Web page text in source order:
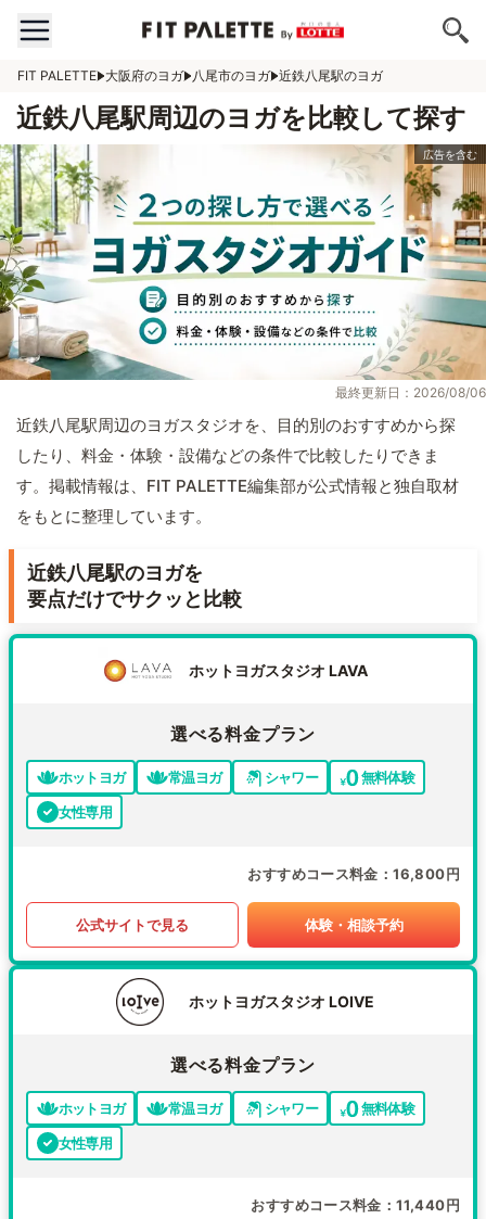
FIT PALETTE 大阪府のヨガ 八尾市のヨガ 近鉄八尾駅のヨガ
近鉄八尾駅周辺のヨガを比較して探す
最終更新日：2026/08/06
近鉄八尾駅周辺のヨガスタジオを、目的別のおすすめから探
したり、料金・体験・設備などの条件で比較したりできま
す。掲載情報は、FIT PALETTE編集部が公式情報と独自取材
をもとに整理しています。
近鉄八尾駅のヨガを
要点だけでサクッと比較
ホットヨガスタジオ LAVA
選べる料金プラン
ホットヨガ 常温ヨガ シャワー
無料体験
女性専用
おすすめコース料金 16,800円
公式サイトで見る 体験・相談予約
ホットヨガスタジオ LOIVE
選べる料金プラン
ホットヨガ 常温ヨガ シャワー
無料体験
女性専用
おすすめコース料金 11,440円